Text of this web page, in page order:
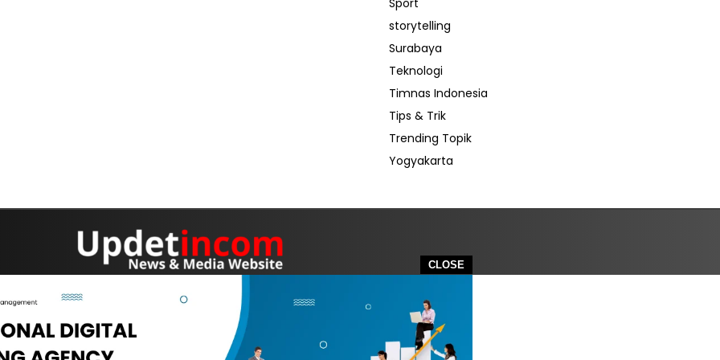
CLOSE
storytelling
Surabaya
Teknologi
Timnas Indonesia
Tips & Trik
Trending Topik
Yogyakarta
PEDOMAN MEDIA SIBER DISCLAIMER